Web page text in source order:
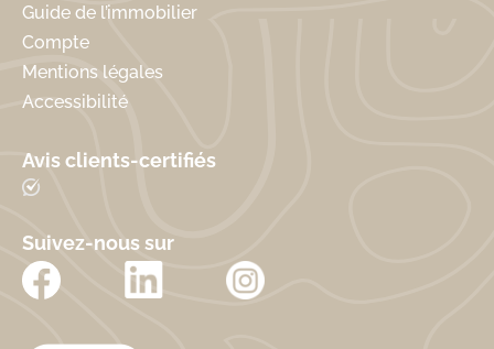
Guide de l’immobilier
Compte
Mentions légales
Accessibilité
Avis clients-certifiés
Suivez-nous sur